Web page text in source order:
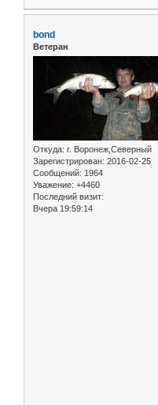
bond
Ветеран
Откуда: г. Воронеж,Северный
Зарегистрирован: 2016-02-25
Сообщений: 1964
Уважение: +4460
Последний визит:
Вчера 19:59:14